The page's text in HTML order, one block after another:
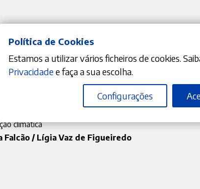
Beyond
Principles
climática
Falcão / Lígia Vaz de Figueiredo
Política de Cookies
Estamos a utilizar vários ficheiros de cookies.
Privacidadee faça a sua escolha.
Configurações